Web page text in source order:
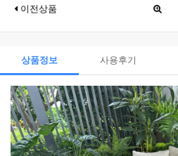
이전상품
상품정보 사용후기